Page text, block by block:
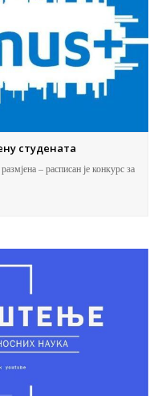
студената
– расписан је конкурс за